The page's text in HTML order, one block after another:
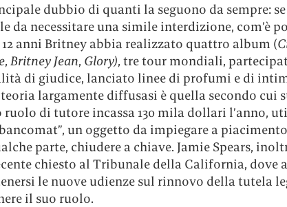
dubbio di quanti la seguono da sempre:
da necessitare una simile interdizione, com’è
anni Britney abbia realizzato quattro album (
, Britney Jean, Glory), tre tour mondiali,
di giudice, lanciato linee di profumi e di
largamente diffusasi è quella secondo cui
ruolo di tutore incassa 130 mila dollari l’anno,
un oggetto da impiegare a
parte, chiudere a chiave. Jamie Spears,
chiesto al Tribunale della California, dove
le nuove udienze sul rinnovo della tutela
il suo ruolo.